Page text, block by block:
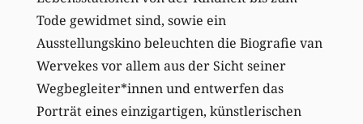
Tode gewidmet sind, sowie ein
Ausstellungskino beleuchten die Biografie van
Wervekes vor allem aus der Sicht seiner
Wegbegleiter*innen und entwerfen das
Porträt eines einzigartigen, künstlerischen